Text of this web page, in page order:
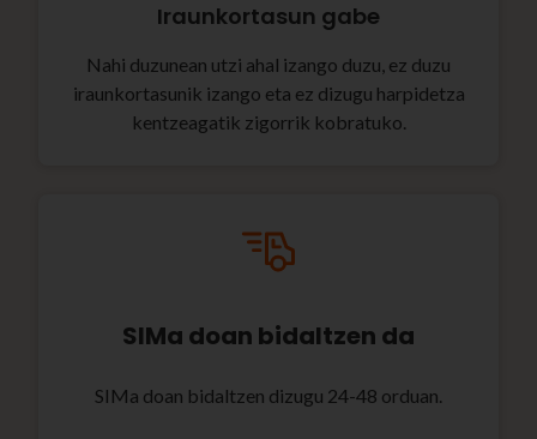
Iraunkortasun gabe
Nahi duzunean utzi ahal izango duzu, ez duzu
iraunkortasunik izango eta ez dizugu harpidetza
kentzeagatik zigorrik kobratuko.
SIMa doan bidaltzen da
SIMa doan bidaltzen dizugu 24-48 orduan.